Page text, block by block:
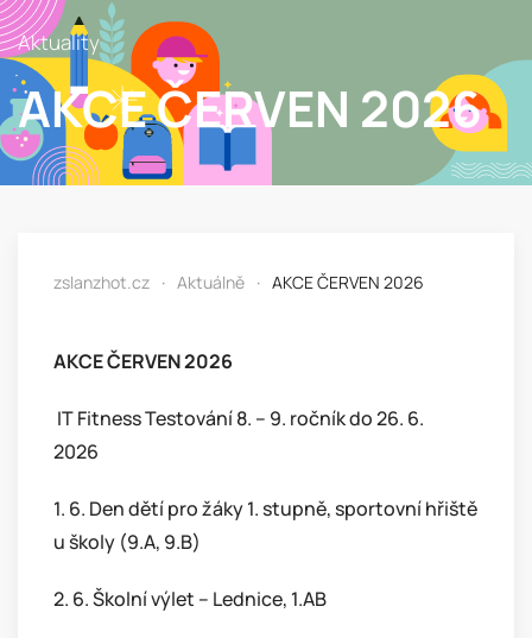
Aktuality
AKCE ČERVEN 2026
zslanzhot.cz Aktuálně AKCE ČERVEN 2026
AKCE ČERVEN 2026
IT Fitness Testování 8. – 9. ročník do 26. 6.
2026
1. 6. Den dětí pro žáky 1. stupně, sportovní hřiště
u školy (9.A, 9.B)
2. 6. Školní výlet – Lednice, 1.AB